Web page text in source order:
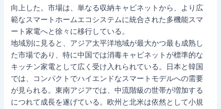
向上した。市場は、単なる収納キャビネットから、より広
範なスマートホームエコシステムに統合された多機能スマ
ート家電へと徐々に移行している。
地域別に見ると、アジア太平洋地域が最大かつ最も成熟し
た市場であり、特に中国では消毒キャビネットが標準的な
キッチン家電として広く受け入れられている。日本と韓国
では、コンパクトでハイエンドなスマートモデルへの需要
が見られる。東南アジアでは、中流階級の世帯が増加する
につれて成長を遂げている。欧州と北米は依然として小規